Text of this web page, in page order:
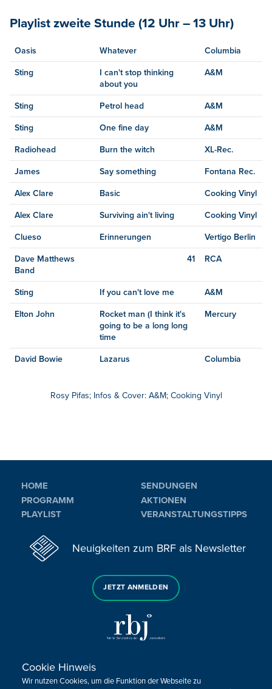
Playlist zweite Stunde (12 Uhr – 13 Uhr)
Oasis Whatever Columbia
Sting
I can't stop thinking
about you
A&M
Sting Petrol head A&M
Sting One fine day A&M
Radiohead Burn the witch XL-Rec.
James Say something Fontana Rec.
Alex Clare Basic Cooking Vinyl
Alex Clare Surviving ain't living Cooking Vinyl
Clueso Erinnerungen Vertigo Berlin
Dave Matthews
Band
41 RCA
Sting If you can't love me A&M
Elton John
Rocket man (I think it's
going to be a long long
time
Mercury
David Bowie Lazarus Columbia
Rosy Pifas; Infos & Cover: A&M; Cooking Vinyl
HOME
PROGRAMM
PLAYLIST
SENDUNGEN
AKTIONEN
VERANSTALTUNGSTIPPS
Neuigkeiten zum BRF als Newsletter
JETZT ANMELDEN
Sie haben noch Fragen oder Anmerkungen?
Cookie Hinweis
Wir nutzen Cookies, um die Funktion der Webseite zu